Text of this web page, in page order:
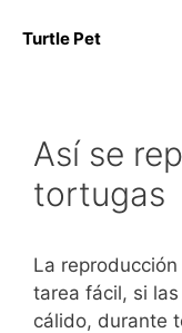
Turtle Pet
Así se
tortugas
La
tarea fácil, si
cálido, durante